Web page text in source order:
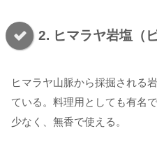
2. ヒマラヤ岩塩（
ヒマラヤ山脈から採掘される
ている。料理用としても有名
少なく、無香で使える。